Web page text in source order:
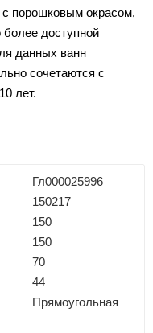
порошковым окрасом,
более доступной
данных ванн
сочетаются с
лет.
Гл000025996
150217
150
150
70
44
Прямоугольная